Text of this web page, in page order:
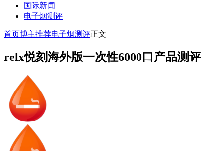
国际新闻
电子烟测评
首页博主推荐电子烟测评正文
relx悦刻海外版一次性6000口产品测评